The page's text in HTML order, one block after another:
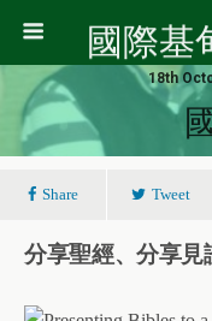
18th
Share Tweet
分享聖經、分享見